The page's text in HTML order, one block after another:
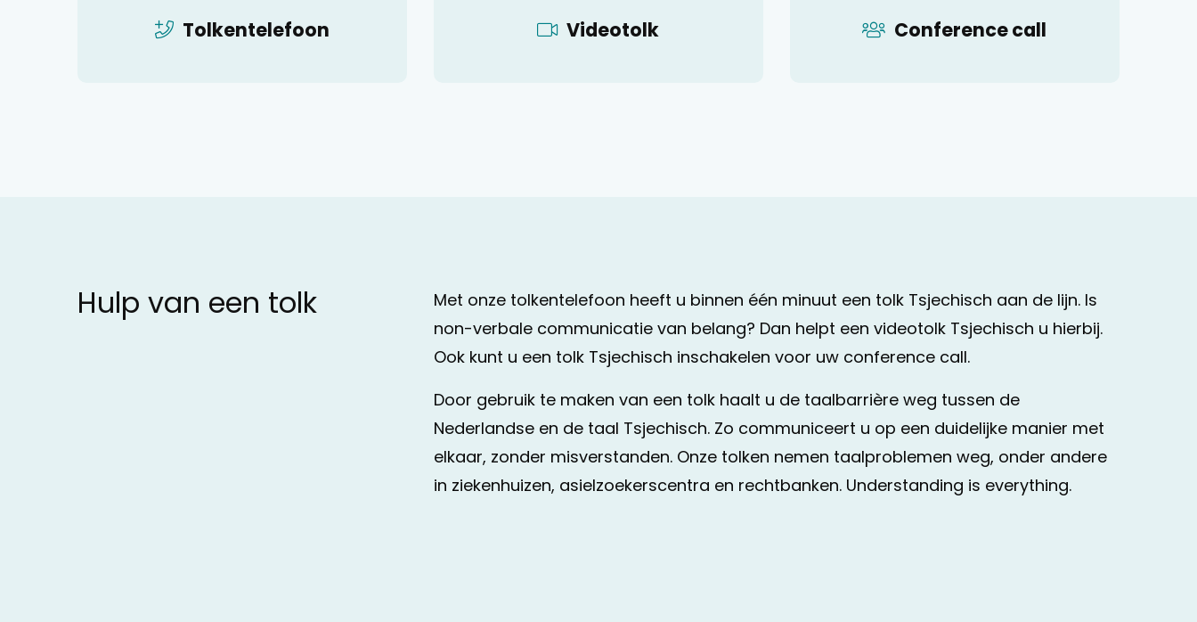
Tolkentelefoon Videotolk Conference call
Hulp van een tolk
Met onze tolkentelefoon heeft u binnen één minuut een tolk Tsjechisch aan de lijn. Is
non-verbale communicatie van belang? Dan helpt een videotolk Tsjechisch u hierbij.
Ook kunt u een tolk Tsjechisch inschakelen voor uw conference call.
Door gebruik te maken van een tolk haalt u de taalbarrière weg tussen de
Nederlandse en de taal Tsjechisch. Zo communiceert u op een duidelijke manier met
elkaar, zonder misverstanden. Onze tolken nemen taalproblemen weg, onder andere
in ziekenhuizen, asielzoekerscentra en rechtbanken. Understanding is everything.